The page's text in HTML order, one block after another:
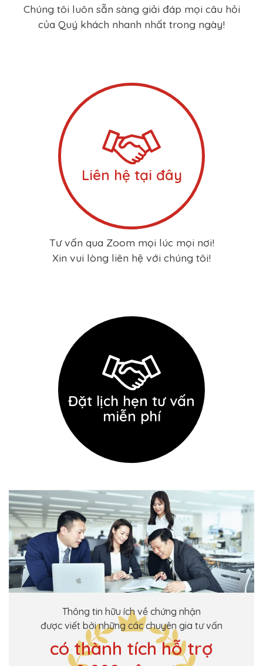
Chúng tôi luôn sẵn sàng giải đáp mọi câu hỏi
của Quý khách nhanh nhất trong ngày!
Liên hệ tại đây
Tư vấn qua Zoom mọi lúc mọi nơi!
Xin vui lòng liên hệ với chúng tôi!
Đặt lịch hẹn tư vấn
miễn phí
Thông tin hữu ích về chứng nhận
được viết bởi những các chuyên gia tư vấn
có thành tích hỗ trợ